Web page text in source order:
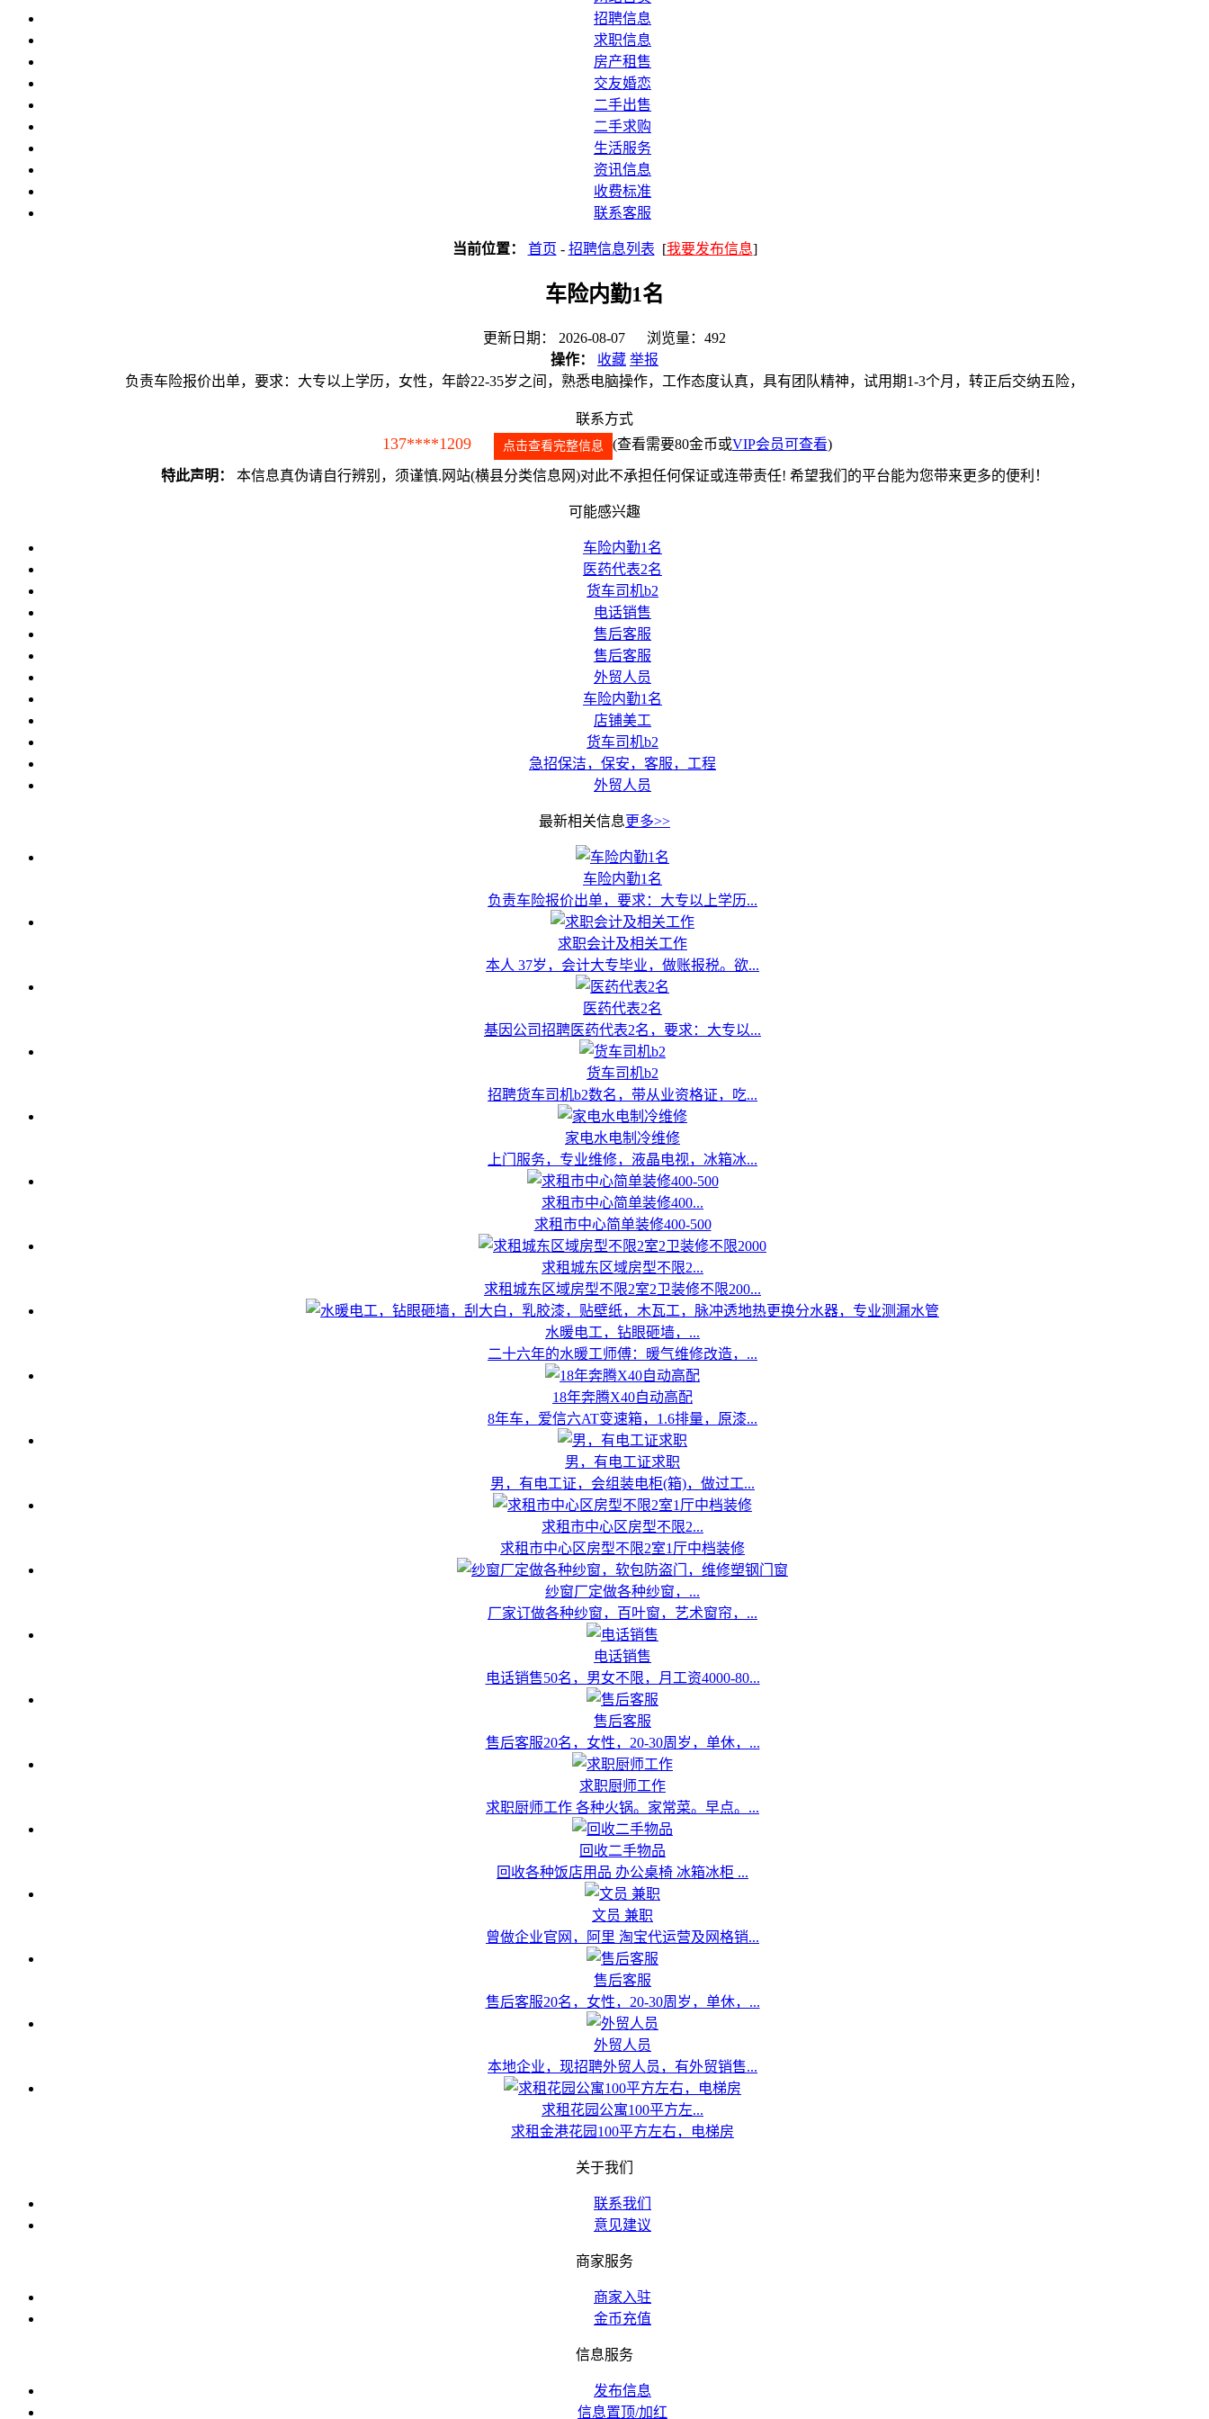
招聘信息
求职信息
房产租售
交友婚恋
二手出售
二手求购
生活服务
资讯信息
收费标准
联系客服
当前位置： 首页 - 招聘信息列表 [我要发布信息]
车险内勤1名
更新日期： 2026-08-07 浏览量：492
操作：
收藏 举报
负责车险报价出单，要求：大专以上学历，女性，年龄22-35岁之间，熟悉电脑操作，工作态度认真，具有团队精神，试用期1-3个月，转正后交纳五险，
联系方式
137****1209 点击查看完整信息 (查看需要80金币或VIP会员可查看)
特此声明： 本信息真伪请自行辨别，须谨慎.网站(横县分类信息网)对此不承担任何保证或连带责任! 希望我们的平台能为您带来更多的便利！
可能感兴趣
车险内勤1名
医药代表2名
货车司机b2
电话销售
售后客服
售后客服
外贸人员
车险内勤1名
店铺美工
货车司机b2
急招保洁，保安，客服，工程
外贸人员
最新相关信息更多>>
车险内勤1名
负责车险报价出单，要求：大专以上学历...
求职会计及相关工作
本人 37岁，会计大专毕业，做账报税。欲...
医药代表2名
基因公司招聘医药代表2名，要求：大专以...
货车司机b2
招聘货车司机b2数名，带从业资格证，吃...
家电水电制冷维修
上门服务，专业维修，液晶电视，冰箱冰...
求租市中心简单装修400...
求租市中心简单装修400-500
求租城东区域房型不限2...
求租城东区域房型不限2室2卫装修不限200...
水暖电工，钻眼砸墙，...
二十六年的水暖工师傅：暖气维修改造，...
18年奔腾X40自动高配
8年车，爱信六AT变速箱，1.6排量，原漆...
男，有电工证求职
男，有电工证，会组装电柜(箱)，做过工...
求租市中心区房型不限2...
求租市中心区房型不限2室1厅中档装修
纱窗厂定做各种纱窗，...
厂家订做各种纱窗，百叶窗，艺术窗帘，...
电话销售
电话销售50名，男女不限，月工资4000-80...
售后客服
售后客服20名，女性，20-30周岁，单休，...
求职厨师工作
求职厨师工作 各种火锅。家常菜。早点。...
回收二手物品
回收各种饭店用品 办公桌椅 冰箱冰柜 ...
文员 兼职
曾做企业官网，阿里 淘宝代运营及网格销...
售后客服
售后客服20名，女性，20-30周岁，单休，...
外贸人员
本地企业，现招聘外贸人员，有外贸销售...
求租花园公寓100平方左...
求租金港花园100平方左右，电梯房
关于我们
联系我们
意见建议
商家服务
商家入驻
金币充值
信息服务
发布信息
信息置顶/加红